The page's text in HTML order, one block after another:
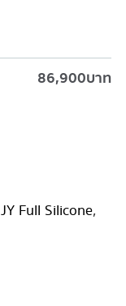
86,900บาท
JY Full Silicone,